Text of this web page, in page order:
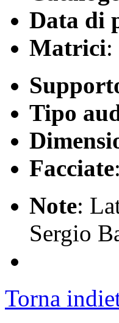
Data di
Matrici
Tipo
Facciate
Note:
Sergio
Torna